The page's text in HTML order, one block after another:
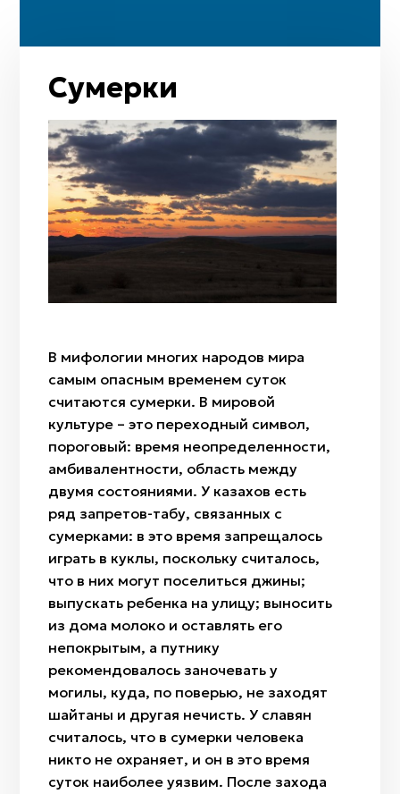
Арча
Полынь
Тюльпан
Солнце
Рассвет
Сумерки
Гром и молния
Огонь
Радуга
Ветер
Бесқонақ
Наурыз
Амал
Қымыз мұрындық
Нартуған / Нұртұған
Сумерки
В мифологии многих народов мира
самым опасным временем суток
считаются сумерки. В мировой
культуре – это переходный символ,
пороговый: время неопределенности,
амбивалентности, область между
двумя состояниями. У казахов есть
ряд запретов-табу, связанных с
сумерками: в это время запрещалось
играть в куклы, поскольку считалось,
что в них могут поселиться джины;
выпускать ребенка на улицу; выносить
из дома молоко и оставлять его
непокрытым, а путнику
рекомендовалось заночевать у
могилы, куда, по поверью, не заходят
шайтаны и другая нечисть. У славян
считалось, что в сумерки человека
никто не охраняет, и он в это время
суток наиболее уязвим. После захода